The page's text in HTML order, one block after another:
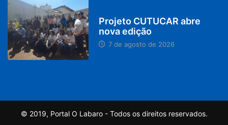
Projeto CUTUCAR abre
nova edição
7 de agosto de 2026
© 2019, Portal O Labaro - Todos os direitos reservados.